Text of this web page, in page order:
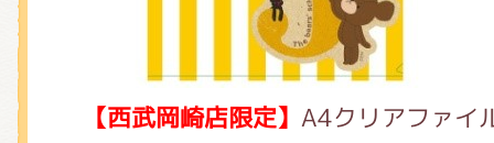
【西武岡崎店限定】 A4クリアファイ